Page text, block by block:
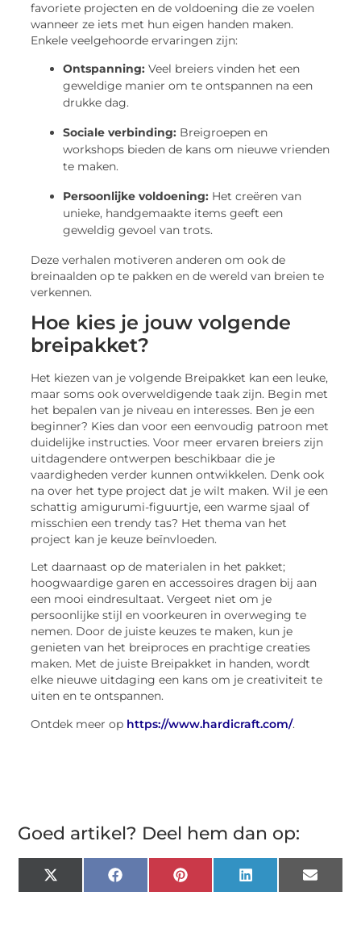
favoriete projecten en de voldoening die ze voelen
wanneer ze iets met hun eigen handen maken.
Enkele veelgehoorde ervaringen zijn:
Ontspanning: Veel breiers vinden het een
geweldige manier om te ontspannen na een
drukke dag.
Sociale verbinding: Breigroepen en
workshops bieden de kans om nieuwe vrienden
te maken.
Persoonlijke voldoening: Het creëren van
unieke, handgemaakte items geeft een
geweldig gevoel van trots.
Deze verhalen motiveren anderen om ook de
breinaalden op te pakken en de wereld van breien te
verkennen.
Hoe kies je jouw volgende
breipakket?
Het kiezen van je volgende Breipakket kan een leuke,
maar soms ook overweldigende taak zijn. Begin met
het bepalen van je niveau en interesses. Ben je een
beginner? Kies dan voor een eenvoudig patroon met
duidelijke instructies. Voor meer ervaren breiers zijn
uitdagendere ontwerpen beschikbaar die je
vaardigheden verder kunnen ontwikkelen. Denk ook
na over het type project dat je wilt maken. Wil je een
schattig amigurumi-figuurtje, een warme sjaal of
misschien een trendy tas? Het thema van het
project kan je keuze beïnvloeden.
Let daarnaast op de materialen in het pakket;
hoogwaardige garen en accessoires dragen bij aan
een mooi eindresultaat. Vergeet niet om je
persoonlijke stijl en voorkeuren in overweging te
nemen. Door de juiste keuzes te maken, kun je
genieten van het breiproces en prachtige creaties
maken. Met de juiste Breipakket in handen, wordt
elke nieuwe uitdaging een kans om je creativiteit te
uiten en te ontspannen.
Ontdek meer op https://www.hardicraft.com/.
Goed artikel? Deel hem dan op:
X
(Twitter)
FacebookPinterest LinkedIn Email